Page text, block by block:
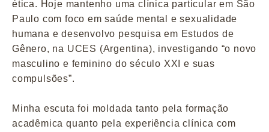
ética. Hoje mantenho uma clínica particular em São
Paulo com foco em saúde mental e sexualidade
humana e desenvolvo pesquisa em Estudos de
Gênero, na UCES (Argentina), investigando “o novo
masculino e feminino do século XXI e suas
compulsões”.
Minha escuta foi moldada tanto pela formação
acadêmica quanto pela experiência clínica com